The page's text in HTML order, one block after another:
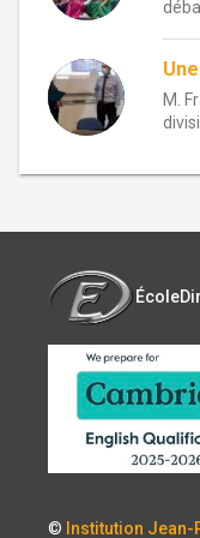
M.
© Institution Jean-